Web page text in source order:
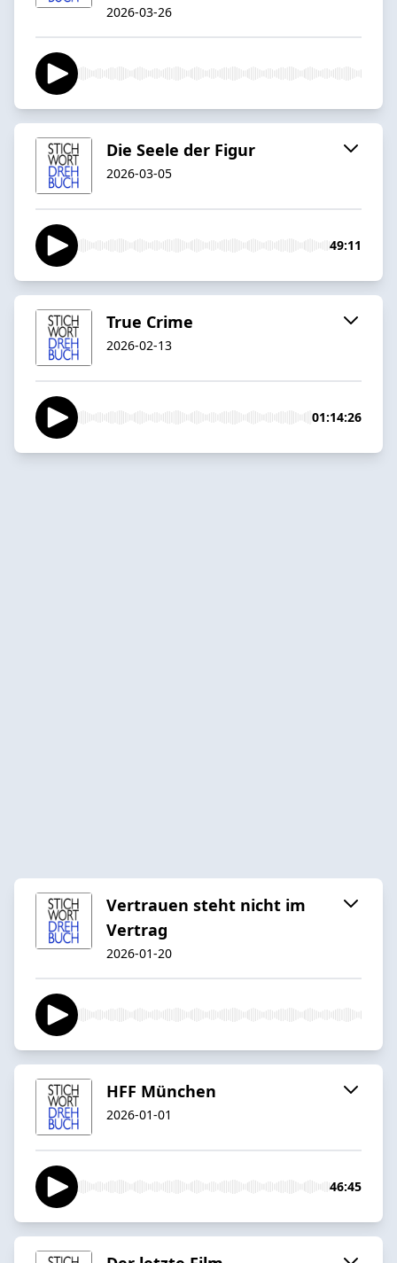
2026-03-26
Die Seele der Figur
2026-03-05
49:11
True Crime
2026-02-13
01:14:26
Vertrauen steht nicht im
Vertrag
2026-01-20
HFF München
2026-01-01
46:45